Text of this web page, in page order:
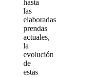
hasta
las
elaboradas
prendas
actuales,
la
evolución
de
estas